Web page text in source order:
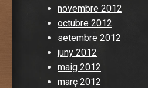
novembre 2012
octubre 2012
setembre 2012
juny 2012
maig 2012
març 2012